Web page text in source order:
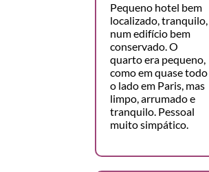
Pequeno hotel bem
localizado, tranquilo,
num edifício bem
conservado. O
quarto era pequeno,
como em quase todo
o lado em Paris, mas
limpo, arrumado e
tranquilo. Pessoal
muito simpático.